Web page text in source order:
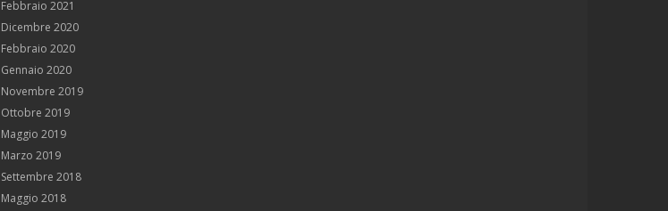
Febbraio 2021
Dicembre 2020
Febbraio 2020
Gennaio 2020
Novembre 2019
Ottobre 2019
Maggio 2019
Marzo 2019
Settembre 2018
Maggio 2018